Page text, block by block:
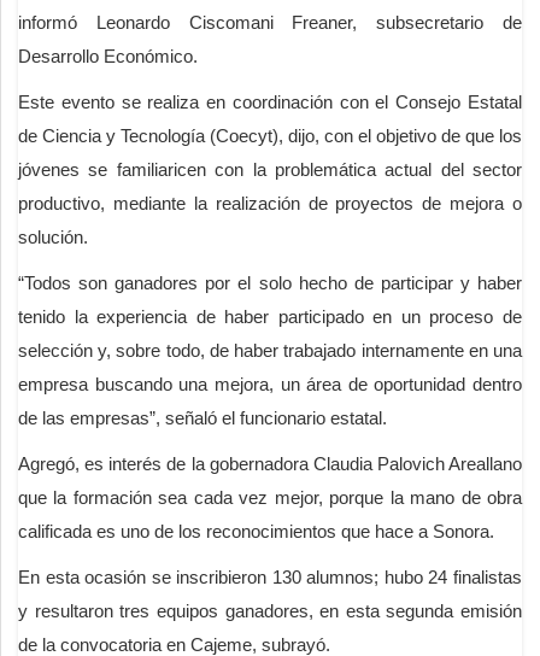
informó Leonardo Ciscomani Freaner, subsecretario de
Desarrollo Económico.
Este evento se realiza en coordinación con el Consejo Estatal
de Ciencia y Tecnología (Coecyt), dijo, con el objetivo de que los
jóvenes se familiaricen con la problemática actual del sector
productivo, mediante la realización de proyectos de mejora o
solución.
“Todos son ganadores por el solo hecho de participar y haber
tenido la experiencia de haber participado en un proceso de
selección y, sobre todo, de haber trabajado internamente en una
empresa buscando una mejora, un área de oportunidad dentro
de las empresas”, señaló el funcionario estatal.
Agregó, es interés de la gobernadora Claudia Palovich Areallano
que la formación sea cada vez mejor, porque la mano de obra
calificada es uno de los reconocimientos que hace a Sonora.
En esta ocasión se inscribieron 130 alumnos; hubo 24 finalistas
y resultaron tres equipos ganadores, en esta segunda emisión
de la convocatoria en Cajeme, subrayó.